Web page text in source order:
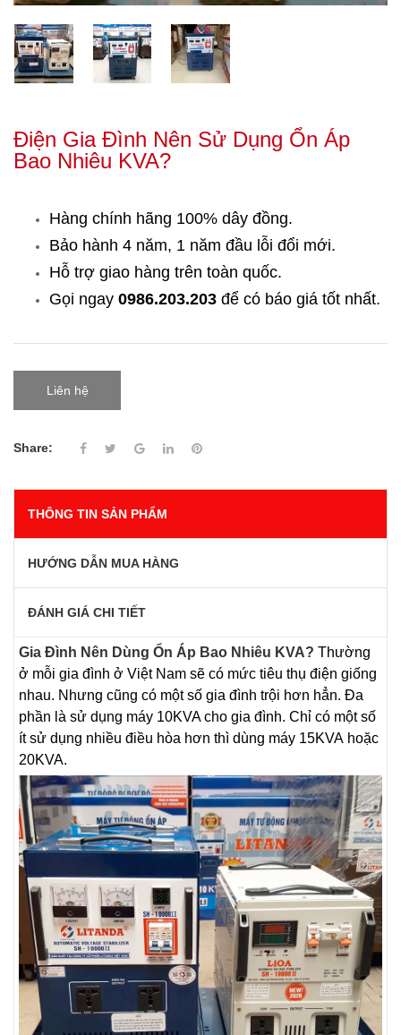
Điện Gia Đình Nên Sử Dụng Ổn Áp
Bao Nhiêu KVA?
Hàng chính hãng 100% dây đồng.
Bảo hành 4 năm, 1 năm đầu lỗi đổi mới.
Hỗ trợ giao hàng trên toàn quốc.
Gọi ngay 0986.203.203 để có báo giá tốt nhất.
Liên hệ
Share:
THÔNG TIN SẢN PHẨM
HƯỚNG DẪN MUA HÀNG
ĐÁNH GIÁ CHI TIẾT
Gia Đình Nên Dùng Ổn Áp Bao Nhiêu KVA? Thường
ở mỗi gia đình ở Việt Nam sẽ có mức tiêu thụ điện giống
nhau. Nhưng cũng có một số gia đình trội hơn hẳn. Đa
phần là sử dụng máy 10KVA cho gia đình. Chỉ có một số
ít sử dụng nhiều điều hòa hơn thì dùng máy 15KVA hoặc
20KVA.